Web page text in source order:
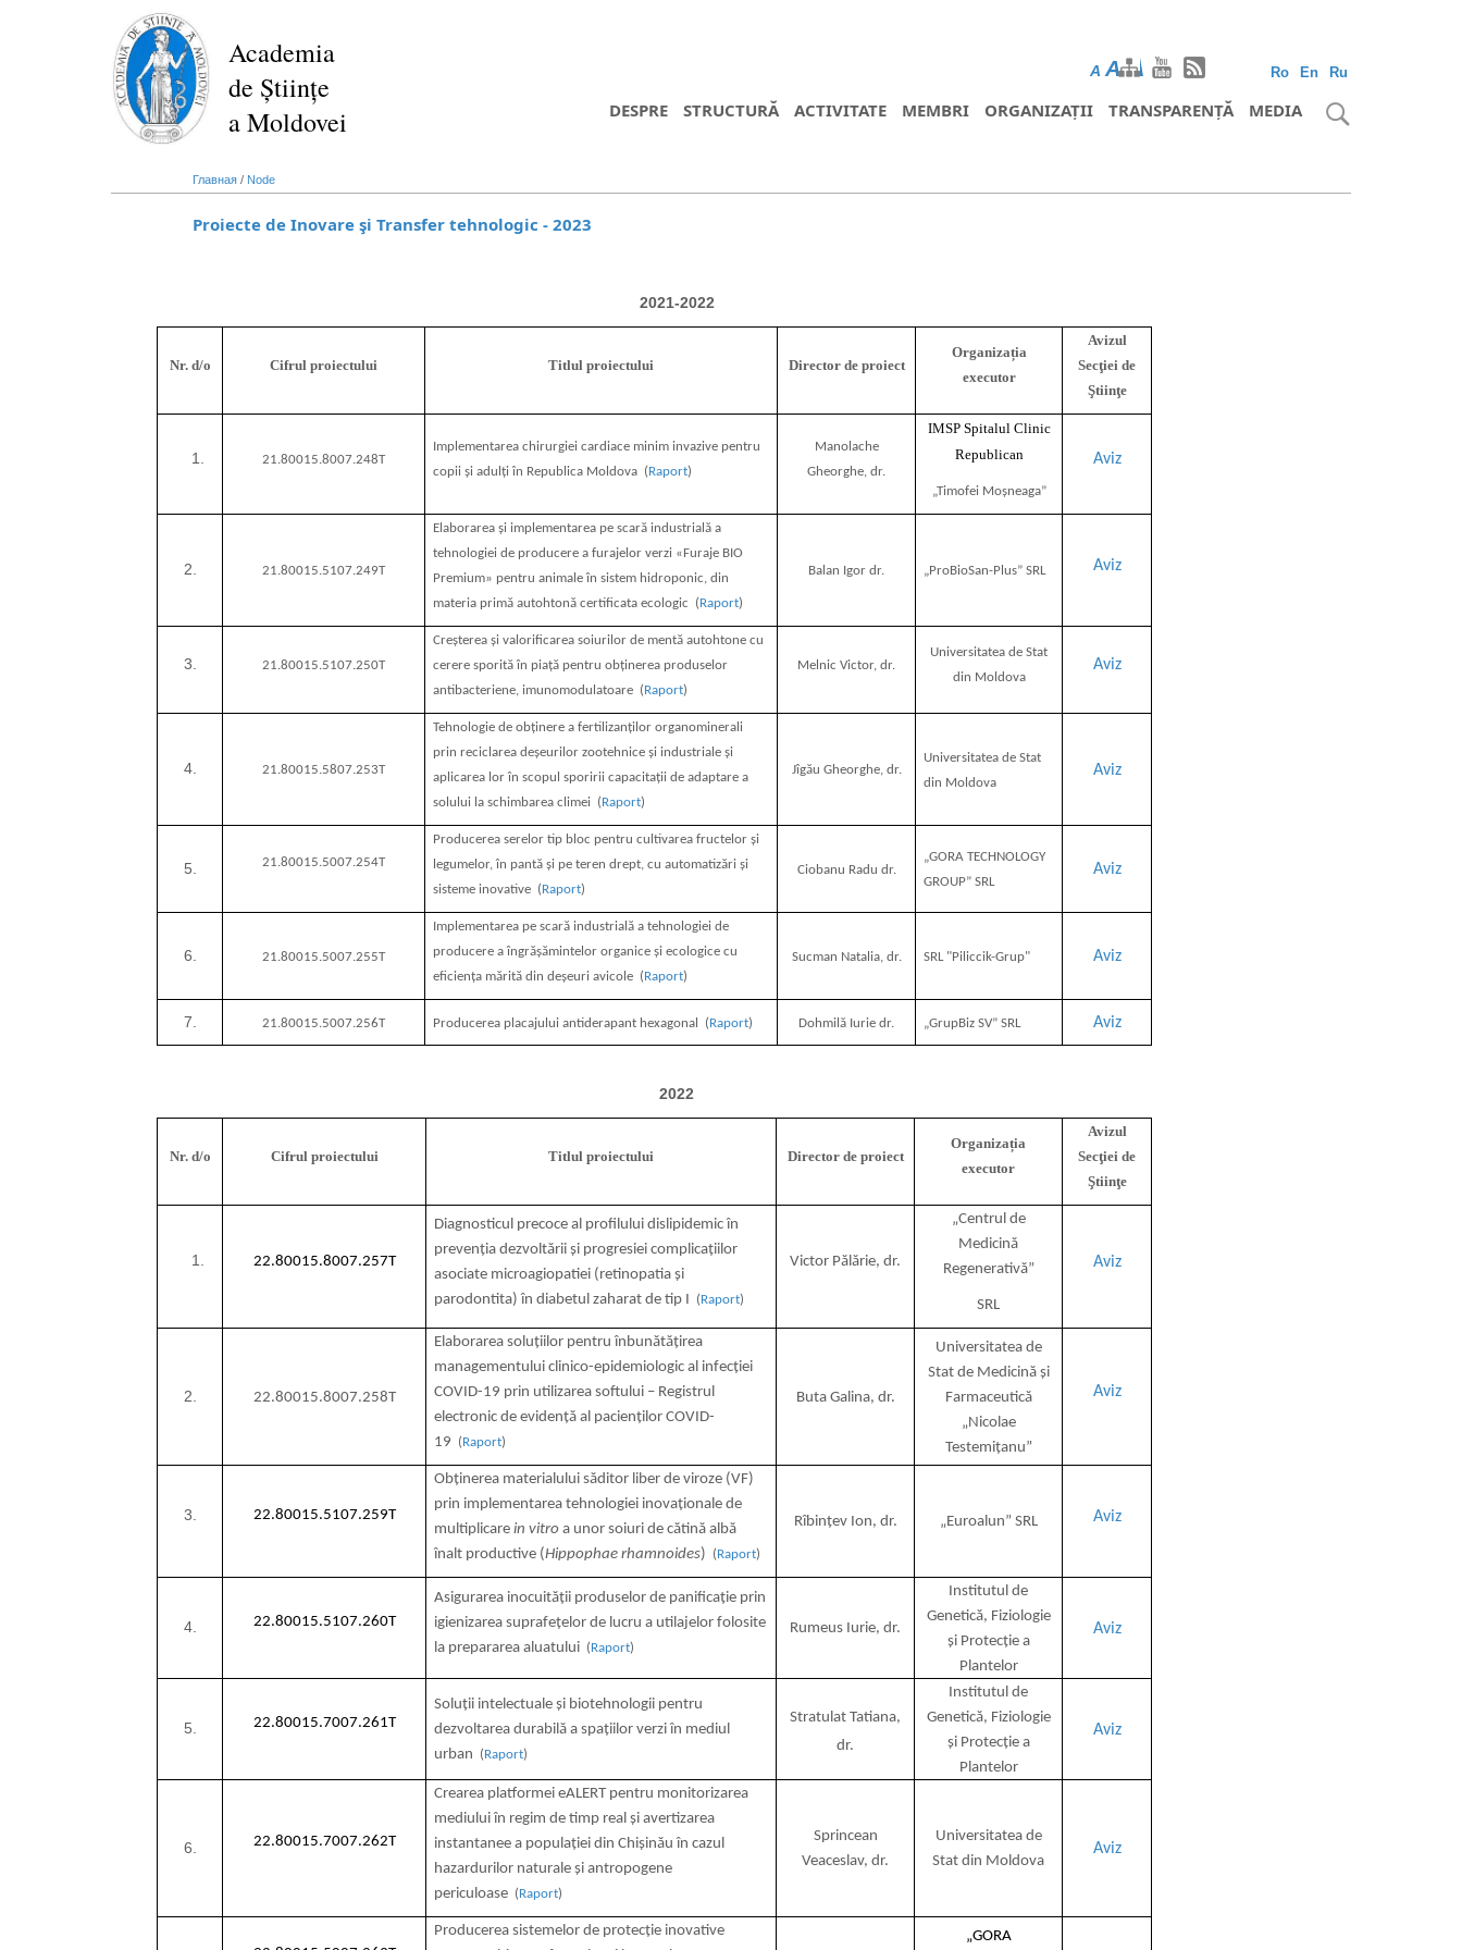
Academia
de Științe
a Moldovei
Ro En Ru
A AA
DESPRE STRUCTURĂ ACTIVITATE MEMBRI ORGANIZAȚII TRANSPARENȚĂ MEDIA
Главная / Node
Proiecte de Inovare şi Transfer tehnologic - 2023
2021-2022
Nr. d/o Cifrul proiectului Titlul proiectului Director de proiect
Organizația
executor
Avizul
Secţiei de
Ştiinţe
21.80015.8007.248T
Implementarea chirurgiei cardiace minim invazive pentru
copii și adulți în Republica Moldova (Raport)
Manolache
Gheorghe, dr.
IMSP Spitalul Clinic
Republican
„Timofei Moșneaga”
Aviz
2. 21.80015.5107.249T
Elaborarea și implementarea pe scară industrială a
tehnologiei de producere a furajelor verzi «Furaje BIO
Premium» pentru animale în sistem hidroponic, din
materia primă autohtonă certificata ecologic (Raport)
Balan Igor dr. „ProBioSan-Plus” SRL Aviz
3. 21.80015.5107.250T
Creșterea și valorificarea soiurilor de mentă autohtone cu
cerere sporită în piață pentru obținerea produselor
antibacteriene, imunomodulatoare (Raport)
Melnic Victor, dr.
Universitatea de Stat
din Moldova
Aviz
4. 21.80015.5807.253T
Tehnologie de obținere a fertilizanților organominerali
prin reciclarea deșeurilor zootehnice și industriale și
aplicarea lor în scopul sporirii capacitații de adaptare a
solului la schimbarea climei (Raport)
Jîgău Gheorghe, dr.
Universitatea de Stat
din Moldova
Aviz
5. 21.80015.5007.254T
Producerea serelor tip bloc pentru cultivarea fructelor și
legumelor, în pantă și pe teren drept, cu automatizări și
sisteme inovative (Raport)
Ciobanu Radu dr.
„GORA TECHNOLOGY
GROUP” SRL
Aviz
6. 21.80015.5007.255T
Implementarea pe scară industrială a tehnologiei de
producere a îngrășămintelor organice și ecologice cu
eficiența mărită din deșeuri avicole (Raport)
Sucman Natalia, dr. SRL "Piliccik-Grup" Aviz
7. 21.80015.5007.256T Producerea placajului antiderapant hexagonal (Raport) Dohmilă Iurie dr. „GrupBiz SV” SRL Aviz
2022
Nr. d/o Cifrul proiectului Titlul proiectului Director de proiect
Organizația
executor
Avizul
Secţiei de
Ştiinţe
22.80015.8007.257T
Diagnosticul precoce al profilului dislipidemic în
prevenția dezvoltării și progresiei complicațiilor
asociate microagiopatiei (retinopatia și
parodontita) în diabetul zaharat de tip I
(Raport)
Victor Pălărie, dr.
„Centrul de
Medicină
Regenerativă”
SRL
Aviz
2. 22.80015.8007.258T
Elaborarea soluțiilor pentru înbunătățirea
managementului clinico-epidemiologic al infecției
COVID-19 prin utilizarea softului – Registrul
electronic de evidență al pacienților COVID-
19
(Raport)
Buta Galina, dr.
Universitatea de
Stat de Medicină și
Farmaceutică
„Nicolae
Testemițanu”
Aviz
3. 22.80015.5107.259T
Obținerea materialului săditor liber de viroze (VF)
prin implementarea tehnologiei inovaționale de
multiplicarein vitro a unor soiuri de cătină albă
înalt productive (Hippophae rhamnoides) (Raport)
Rîbințev Ion, dr. „Euroalun” SRL Aviz
4. 22.80015.5107.260T
Asigurarea inocuității produselor de panificație prin
igienizarea suprafețelor de lucru a utilajelor folosite
la prepararea aluatului (Raport)
Rumeus Iurie, dr.
Institutul de
Genetică, Fiziologie
și Protecție a
Plantelor
Aviz
5. 22.80015.7007.261T
Soluții inteleсtuale și biotehnologii pentru
dezvoltarea durabilă a spațiilor verzi în mediul
urban
(Raport)
Stratulat Tatiana,
dr.
Institutul de
Genetică, Fiziologie
și Protecție a
Plantelor
Aviz
6. 22.80015.7007.262T
Crearea platformei eALERT pentru monitorizarea
mediului în regim de timp real și avertizarea
instantanee a populației din Chișinău în cazul
hazardurilor naturale și antropogene
periculoase (Raport)
Sprincean
Veaceslav, dr.
Universitatea de
Stat din Moldova
Aviz
Producerea sistemelor de protecție inovative
„GORA